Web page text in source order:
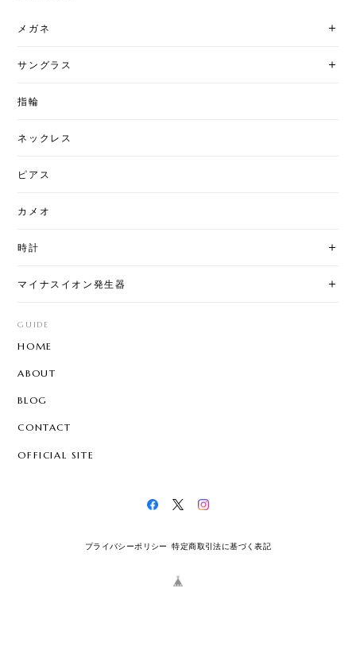
メガネ
サングラス
指輪
ネックレス
ピアス
カメオ
時計
マイナスイオン発生器
GUIDE
HOME
ABOUT
BLOG
CONTACT
OFFICIAL SITE
プライバシーポリシー 特定商取引法に基づく表記